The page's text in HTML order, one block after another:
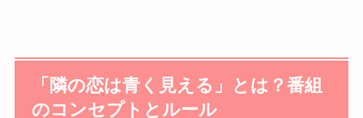
「隣の恋は青く見える」とは？番組
のコンセプトとルール